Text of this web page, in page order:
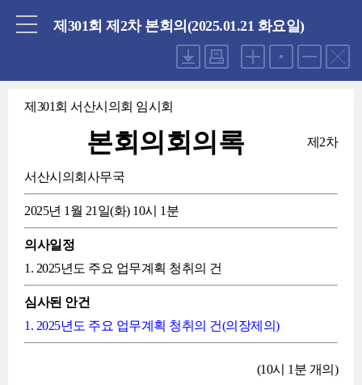
제301회 제2차 본회의(2025.01.21 화요일)
제301회 서산시의회 임시회
본회의회의록 제2차
서산시의회사무국
2025년 1월 21일(화) 10시 1분
의사일정
1. 2025년도 주요 업무계획 청취의 건
심사된 안건
1. 2025년도 주요 업무계획 청취의 건(의장제의)
(10시 1분 개의)